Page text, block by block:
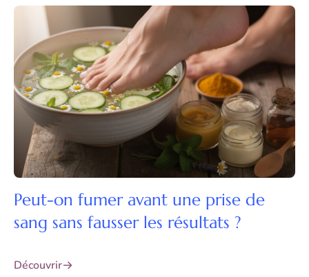
Peut-on fumer avant une prise de
sang sans fausser les résultats ?
Découvrir